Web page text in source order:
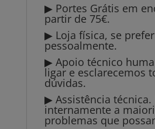
▶ Portes Grátis em
partir de 75€.
▶ Loja física, se
pessoalmente.
▶ Apoio técnico
ligar e esclarecemos
dúvidas.
▶ Assistência técnica.
internamente a
problemas que